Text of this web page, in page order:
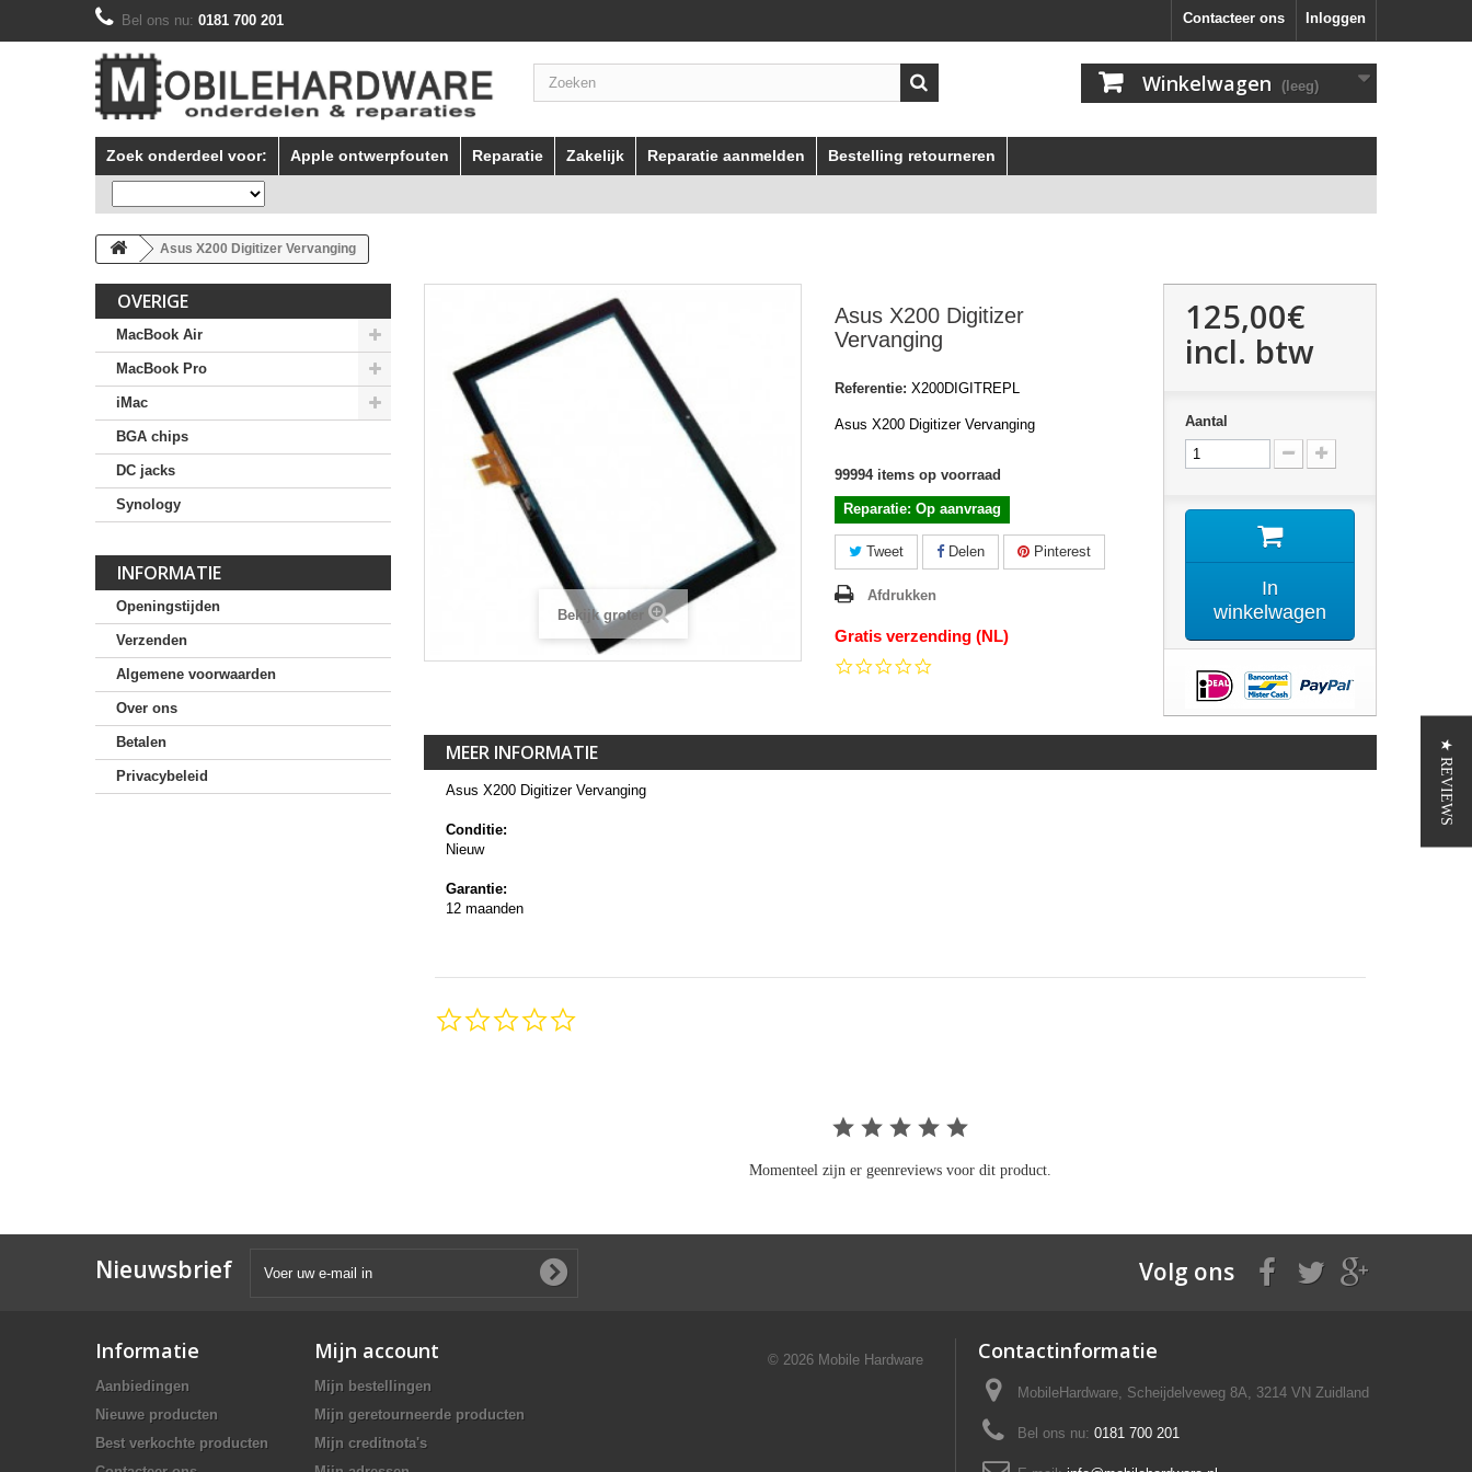
Inloggen
Contacteer ons
Bel ons nu: 0181 700 201
Winkelwagen (leeg)
Zoek onderdeel voor: Apple ontwerpfouten Reparatie Zakelijk Reparatie aanmelden Bestelling retourneren
Asus X200 Digitizer Vervanging
OVERIGE
MacBook Air
MacBook Pro
iMac
BGA chips
DC jacks
Synology
INFORMATIE
Openingstijden
Verzenden
Algemene voorwaarden
Over ons
Betalen
Privacybeleid
Bekijk groter
Asus X200 Digitizer
Vervanging
Referentie: X200DIGITREPL
Asus X200 Digitizer Vervanging
99994 items op voorraad
Reparatie: Op aanvraag
Tweet Delen Pinterest
Afdrukken
Gratis verzending (NL)
125,00€
incl. btw
Aantal
In
winkelwagen
MEER INFORMATIE
Asus X200 Digitizer Vervanging
Conditie:
Nieuw
Garantie:
12 maanden
Momenteel zijn er geenreviews voor dit product.
Nieuwsbrief Volg ons
Informatie
Aanbiedingen
Nieuwe producten
Best verkochte producten
Mijn account
Mijn bestellingen
Mijn geretourneerde producten
Mijn creditnota's
Contactinformatie
MobileHardware, Scheijdelveweg 8A, 3214 VN Zuidland
Bel ons nu:0181 700 201
© 2026 Mobile Hardware
★ REVIEWS